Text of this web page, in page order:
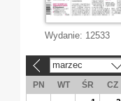
Wydanie: 12533
marzec
PN WT ŚR CZ